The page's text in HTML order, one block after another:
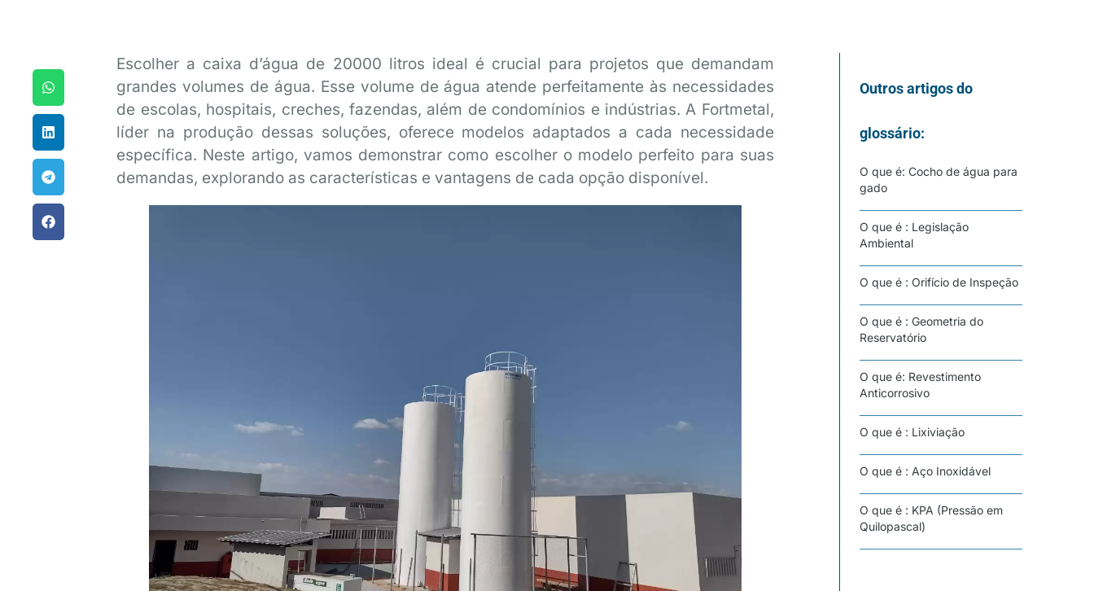
Escolher a caixa d’água de 20000 litros ideal é crucial para projetos que demandam
grandes volumes de água. Esse volume de água atende perfeitamente às necessidades
de escolas, hospitais, creches, fazendas, além de condomínios e indústrias. A Fortmetal,
líder na produção dessas soluções, oferece modelos adaptados a cada necessidade
específica. Neste artigo, vamos demonstrar como escolher o modelo perfeito para suas
demandas, explorando as características e vantagens de cada opção disponível.
Outros artigos do
glossário:
O que é: Cocho de água para
gado
O que é : Legislação
Ambiental
O que é : Orifício de Inspeção
O que é : Geometria do
Reservatório
O que é: Revestimento
Anticorrosivo
O que é : Lixiviação
O que é : Aço Inoxidável
O que é : KPA (Pressão em
Quilopascal)